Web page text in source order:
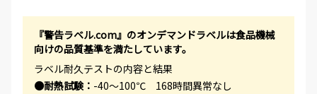
『警告ラベル.com』のオンデマンドラベルは食品機械
向けの品質基準を満たしています。
ラベル耐久テストの内容と結果
●耐熱試験： -40～100℃ 168時間異常なし